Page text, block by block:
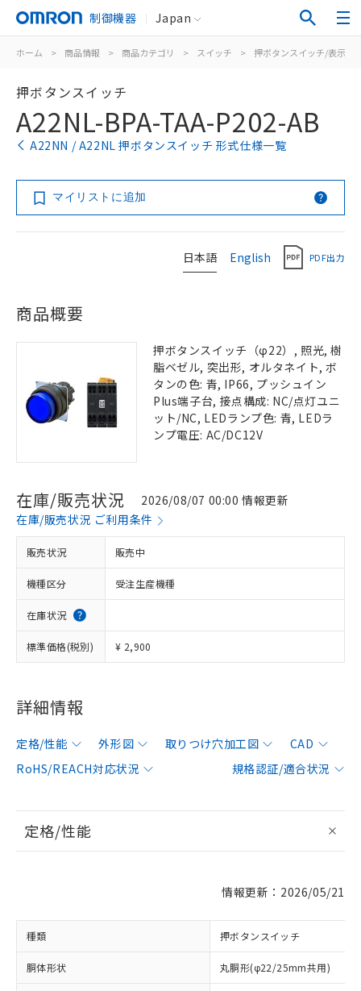
制御機器 Japan
ホーム > 商品情報 > 商品カテゴリ > スイッチ > 押ボタンスイッチ/表示灯
押ボタンスイッチ
A22NL-BPA-TAA-P202-AB
A22NN / A22NL 押ボタンスイッチ 形式仕様一覧
マイリストに追加
日本語 English PDF出力
商品概要
押ボタンスイッチ（φ22）, 照光, 樹
脂ベゼル, 突出形, オルタネイト, ボ
タンの色: 青, IP66, プッシュイン
Plus端子台, 接点構成: NC/点灯ユニ
ット/NC, LEDランプ色: 青, LEDラ
ンプ電圧: AC/DC12V
在庫/販売状況
2026/08/07 00:00 情報更新
在庫/販売状況 ご利用条件
販売状況 販売中
機種区分 受注生産機種
在庫状況
標準価格(税別) ¥ 2,900
詳細情報
定格/性能 外形図 取りつけ穴加工図
CAD
RoHS/REACH対応状況
規格認証/適合状況
定格/性能
情報更新：2026/05/21
種類 押ボタンスイッチ
胴体形状 丸胴形(φ22/25mm共用)